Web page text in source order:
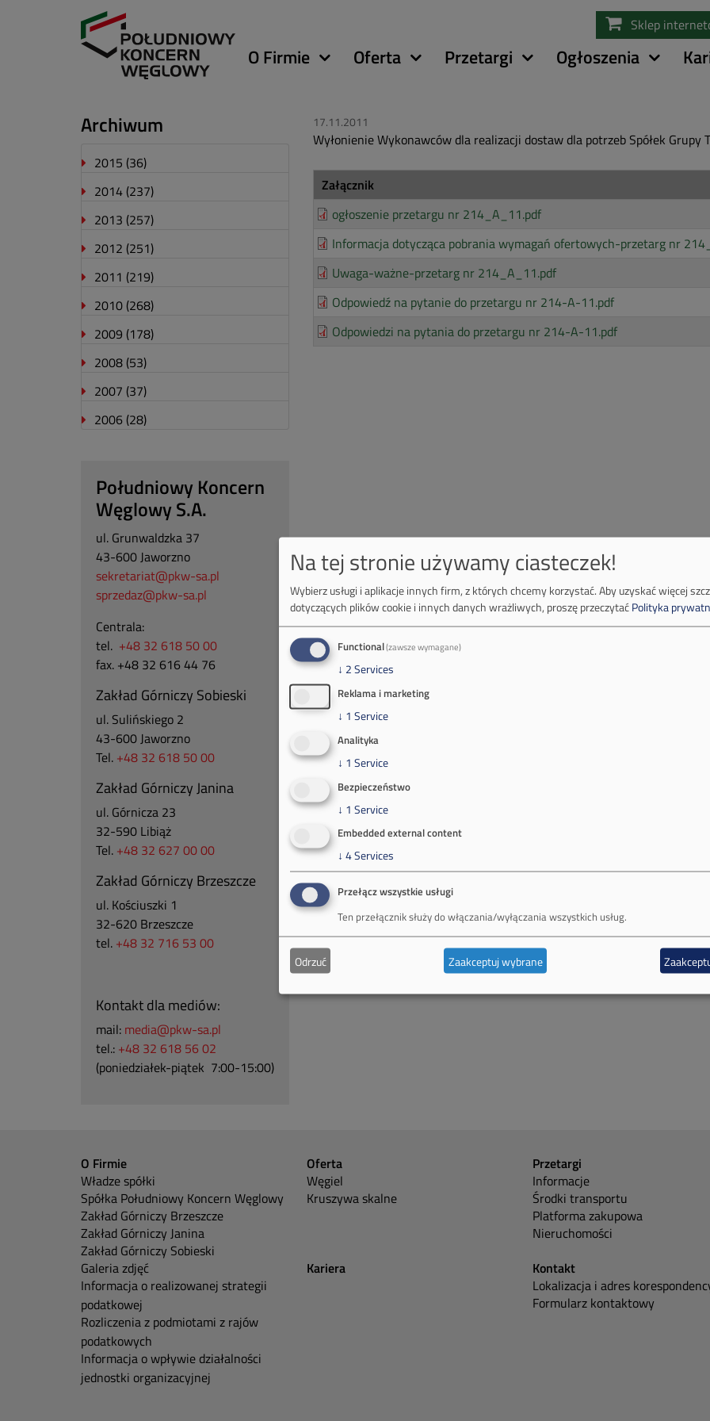
treści
Sklep
Główna
O Firmie Oferta Przetargi Ogłoszenia
17.11.2011
Wyłonienie Wykonawców dla realizacji dostaw dla potrzeb Spółek Grupy
Załącznik
ogłoszenie przetargu nr 214_A_11.pdf
Informacja dotycząca pobrania wymagań ofertowych-przetarg nr
Uwaga-ważne-przetarg nr 214_A_11.pdf
Odpowiedź na pytanie do przetargu nr 214-A-11.pdf
Odpowiedzi na pytania do przetargu nr 214-A-11.pdf
Archiwum
2015 (36)
2014 (237)
2013 (257)
2012 (251)
2011 (219)
2010 (268)
2009 (178)
2008 (53)
2007 (37)
2006 (28)
Południowy Koncern
Węglowy S.A.
ul. Grunwaldzka 37
43-600 Jaworzno
sekretariat@pkw-sa.pl
sprzedaz@pkw-sa.pl
Centrala:
tel. +48 32 618 50 00
fax. +48 32 616 44 76
Zakład Górniczy Sobieski
ul. Sulińskiego 2
43-600 Jaworzno
Tel. +48 32 618 50 00
Zakład Górniczy Janina
ul. Górnicza 23
32-590 Libiąż
Tel. +48 32 627 00 00
Zakład Górniczy Brzeszcze
ul. Kościuszki 1
32-620 Brzeszcze
tel. +48 32 716 53 00
Kontakt dla mediów:
mail: media@pkw-sa.pl
tel.: +48 32 618 56 02
(poniedziałek-piątek 7:00-15:00)
O Firmie
Władze spółki
Spółka Południowy Koncern Węglowy
Zakład Górniczy Brzeszcze
Zakład Górniczy Janina
Zakład Górniczy Sobieski
Galeria zdjęć
Informacja o realizowanej strategii
podatkowej
Rozliczenia z podmiotami z rajów
podatkowych
Informacja o wpływie działalności
jednostki organizacyjnej
Oferta
Węgiel
Kruszywa skalne
Przetargi
Informacje
Środki transportu
Platforma zakupowa
Nieruchomości
Kariera
Kontakt
Lokalizacja i adres
Formularz kontaktowy
Na tej stronie używamy ciasteczek!
Wybierz usługi i aplikacje innych firm, z których chcemy korzystać.Aby uzyskać więcej
dotyczących plików cookie i innych danych wrażliwych, proszę przeczytaćPolityka
Functional(zawsze wymagane)
↓ 2Services
Reklama i marketing
↓ 1 Service
Analityka
↓ 1 Service
Bezpieczeństwo
↓ 1 Service
Embedded external content
↓ 4Services
Przełącz wszystkie usługi
Ten przełącznik służy do włączania/wyłączania wszystkich usług.
Odrzuć Zaakceptuj wybrane